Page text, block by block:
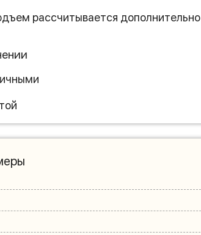
рассчитывается дополнительно